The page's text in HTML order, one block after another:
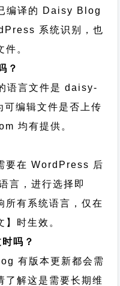
编译的 Daisy Blog
系统识别，也
。
？
语言文件是 daisy-
编辑文件是否上传
均有提供。
要在 WordPress 后
言，进行选择即
所有系统语言，仅在
时生效。
吗？
有版本更新都会需
了解这是需要长期维